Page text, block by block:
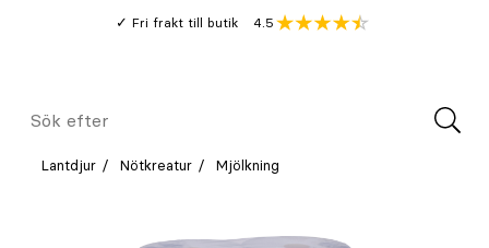
Fri frakt till butik
Genomsnitt
4.5
Meny
Sök
Lantdjur Nötkreatur Mjölkning